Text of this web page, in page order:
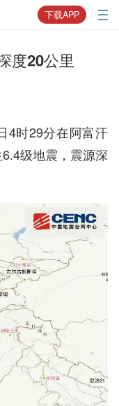
下载APP
度20公里
4时29分在阿富汗
级地震，震源深